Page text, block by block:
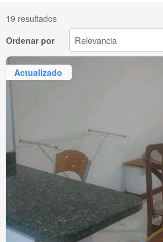
19 resultados
Ordenar por
Actualizado